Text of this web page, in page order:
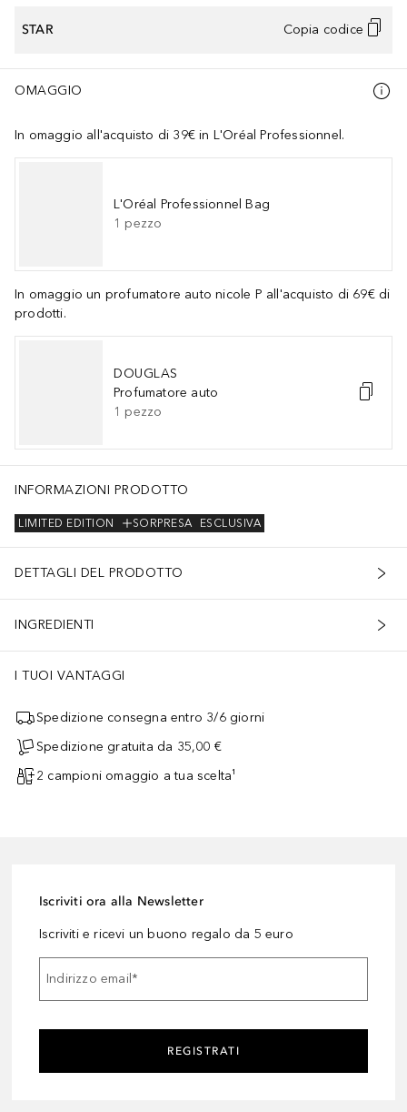
STAR Copia codice
OMAGGIO
In omaggio all'acquisto di 39€ in L'Oréal Professionnel.
L'Oréal Professionnel Bag
1 pezzo
In omaggio un profumatore auto nicole P all'acquisto di 69€ di
prodotti.
DOUGLAS
Profumatore auto
1 pezzo
INFORMAZIONI PRODOTTO
ESCLUSIVA
SORPRESA
LIMITED EDITION
DETTAGLI DEL PRODOTTO
INGREDIENTI
I TUOI VANTAGGI
Spedizione consegna entro 3/6 giorni
Spedizione gratuita da 35,00 €
2 campioni omaggio a tua scelta¹
Iscriviti ora alla Newsletter
Iscriviti e ricevi un buono regalo da 5 euro
Indirizzo email*
REGISTRATI